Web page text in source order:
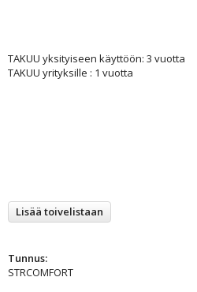
TAKUU yksityiseen käyttöön: 3 vuotta
TAKUU yrityksille : 1 vuotta
Lisää toivelistaan
Tunnus:
STRCOMFORT